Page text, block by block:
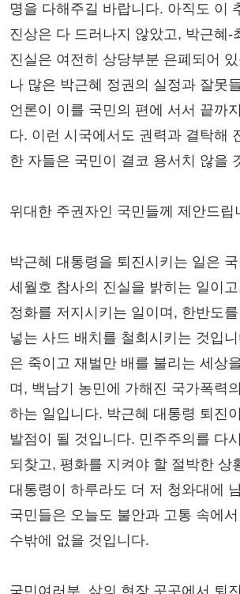
명을 다해주길 바랍니다. 아직도 이
진상은 다 드러나지 않았고, 박근혜-
진실은 여전히 상당부분 은폐되어
나 많은 박근혜 정권의 실정과 잘못
언론이 이를 국민의 편에 서서 끝까
다. 이런 시국에서도 권력과 결탁해
한 자들은 국민이 결코 용서치 않을
위대한 주권자인 국민들께 제안드립
박근혜 대통령을 퇴진시키는 일은
세월호 참사의 진실을 밝히는 일이
정화를 저지시키는 일이며, 한반도
넣는 사드 배치를 철회시키는 것입
은 죽이고 재벌만 배를 불리는 세상
며, 백남기 농민에 가해진 국가폭력
하는 일입니다. 박근혜 대통령 퇴진
발점이 될 것입니다. 민주주의를 다
되찾고, 평화를 지켜야 할 절박한 상
대통령이 하루라도 더 저 청와대에
국민들은 오늘도 불안과 고통 속에
수밖에 없을 것입니다.